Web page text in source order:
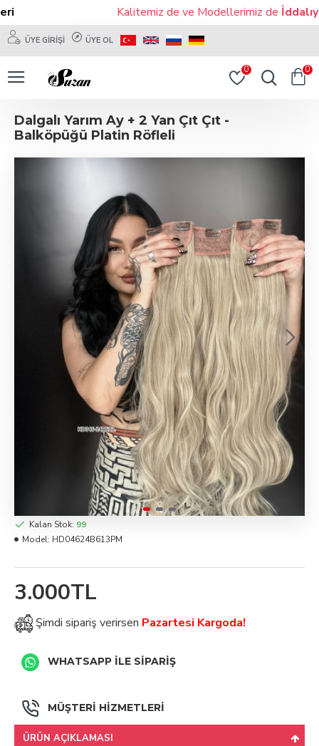
Kalitemiz de ve Modellerimiz deİddalıyız!
ÜYE GIRIŞI ÜYE OL
0 0
Dalgalı Yarım Ay + 2 Yan Çıt Çıt -
Balköpüğü Platin Röfleli
3.000TL
Kalan Stok: 99
Model: HD04624B613PM
Şimdi sipariş verirsen Pazartesi Kargoda!
WHATSAPP İLE SİPARİŞ
MÜŞTERİ HİZMETLERİ
ÜRÜN AÇIKLAMASI